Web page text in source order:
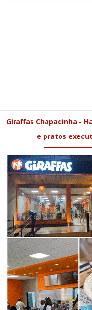
Giraffas Chapadinha -
e pratos